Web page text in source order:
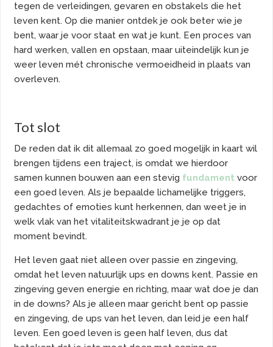
tegen de verleidingen, gevaren en obstakels die het
leven kent. Op die manier ontdek je ook beter wie je
bent, waar je voor staat en wat je kunt. Een proces van
hard werken, vallen en opstaan, maar uiteindelijk kun je
weer leven mét chronische vermoeidheid in plaats van
overleven.
Tot slot
De reden dat ik dit allemaal zo goed mogelijk in kaart wil
brengen tijdens een traject, is omdat we hierdoor
samen kunnen bouwen aan een stevig fundament voor
een goed leven. Als je bepaalde lichamelijke triggers,
gedachtes of emoties kunt herkennen, dan weet je in
welk vlak van het vitaliteitskwadrant je je op dat
moment bevindt.
Het leven gaat niet alleen over passie en zingeving,
omdat het leven natuurlijk ups en downs kent. Passie en
zingeving geven energie en richting, maar wat doe je dan
in de downs? Als je alleen maar gericht bent op passie
en zingeving, de ups van het leven, dan leid je een half
leven. Een goed leven is geen half leven, dus dat